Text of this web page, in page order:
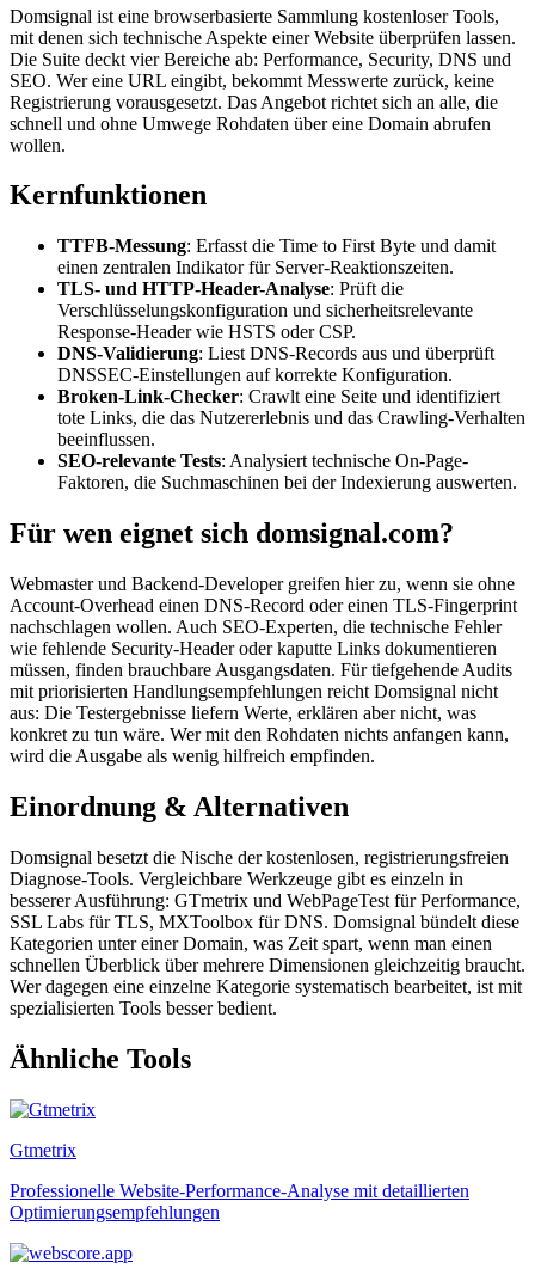
Domsignal ist eine browserbasierte Sammlung kostenloser Tools,
mit denen sich technische Aspekte einer Website überprüfen lassen.
Die Suite deckt vier Bereiche ab: Performance, Security, DNS und
SEO. Wer eine URL eingibt, bekommt Messwerte zurück, keine
Registrierung vorausgesetzt. Das Angebot richtet sich an alle, die
schnell und ohne Umwege Rohdaten über eine Domain abrufen
wollen.
Kernfunktionen
TTFB-Messung: Erfasst die Time to First Byte und damit
einen zentralen Indikator für Server-Reaktionszeiten.
TLS- und HTTP-Header-Analyse: Prüft die
Verschlüsselungskonfiguration und sicherheitsrelevante
Response-Header wie HSTS oder CSP.
DNS-Validierung: Liest DNS-Records aus und überprüft
DNSSEC-Einstellungen auf korrekte Konfiguration.
Broken-Link-Checker: Crawlt eine Seite und identifiziert
tote Links, die das Nutzererlebnis und das Crawling-Verhalten
beeinflussen.
SEO-relevante Tests: Analysiert technische On-Page-
Faktoren, die Suchmaschinen bei der Indexierung auswerten.
Für wen eignet sich domsignal.com?
Webmaster und Backend-Developer greifen hier zu, wenn sie ohne
Account-Overhead einen DNS-Record oder einen TLS-Fingerprint
nachschlagen wollen. Auch SEO-Experten, die technische Fehler
wie fehlende Security-Header oder kaputte Links dokumentieren
müssen, finden brauchbare Ausgangsdaten. Für tiefgehende Audits
mit priorisierten Handlungsempfehlungen reicht Domsignal nicht
aus: Die Testergebnisse liefern Werte, erklären aber nicht, was
konkret zu tun wäre. Wer mit den Rohdaten nichts anfangen kann,
wird die Ausgabe als wenig hilfreich empfinden.
Einordnung & Alternativen
Domsignal besetzt die Nische der kostenlosen, registrierungsfreien
Diagnose-Tools. Vergleichbare Werkzeuge gibt es einzeln in
besserer Ausführung: GTmetrix und WebPageTest für Performance,
SSL Labs für TLS, MXToolbox für DNS. Domsignal bündelt diese
Kategorien unter einer Domain, was Zeit spart, wenn man einen
schnellen Überblick über mehrere Dimensionen gleichzeitig braucht.
Wer dagegen eine einzelne Kategorie systematisch bearbeitet, ist mit
spezialisierten Tools besser bedient.
Ähnliche Tools
Gtmetrix
Professionelle Website-Performance-Analyse mit detaillierten
Optimierungsempfehlungen